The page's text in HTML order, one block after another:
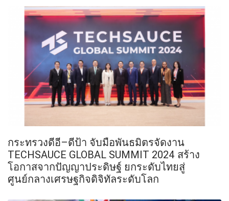
กระทรวงดีอี–ดีป้า จับมือพันธมิตรจัดงาน
TECHSAUCE GLOBAL SUMMIT 2024 สร้าง
โอกาสจากปัญญาประดิษฐ์ ยกระดับไทยสู่
ศูนย์กลางเศรษฐกิจดิจิทัลระดับโลก